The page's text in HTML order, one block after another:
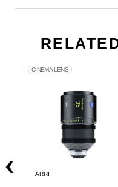
CINEMA LENS
ARRI